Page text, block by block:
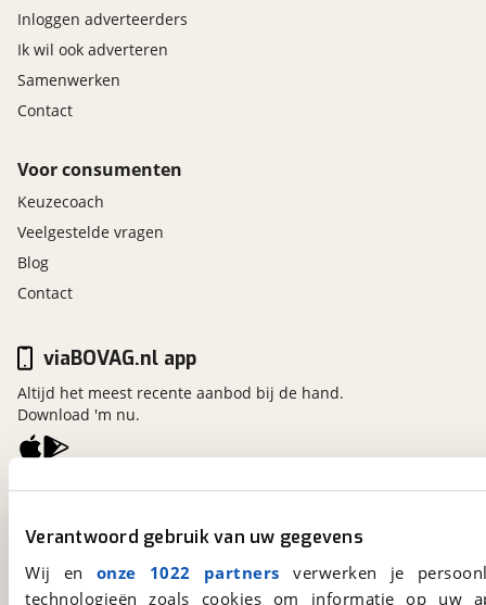
Verantwoord gebruik van uw gegevens
Wij en onze 1022 partners verwerken je
technologieën zoals cookies om informatie op
Inloggen adverteerders
Ik wil ook adverteren
Samenwerken
Contact
Voor consumenten
Keuzecoach
Veelgestelde vragen
Blog
Contact
viaBOVAG.nl
Kosterijland
3981 AJ Bunnik
Een initiatief van
BOVAG
viaBOVAG.nl app
Altijd het meest recente aanbod bij de hand.
Download 'm nu.